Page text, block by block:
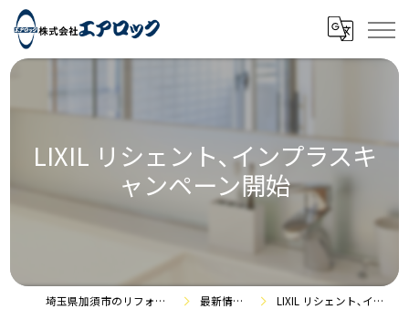
LIXIL リシェント､インプラスキ
ャンペーン開始
埼玉県加須市のリフォームなら株式会社エアロック 最新情報・施工事例 LIXIL リシェント､インプラスキャンペーン開始